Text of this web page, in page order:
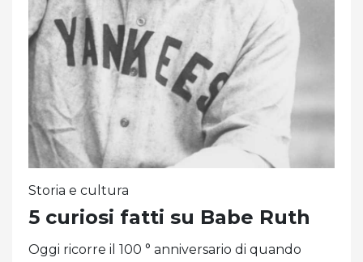
Storia e cultura
5 curiosi fatti su Babe Ruth
Oggi ricorre il 100 ° anniversario di quando